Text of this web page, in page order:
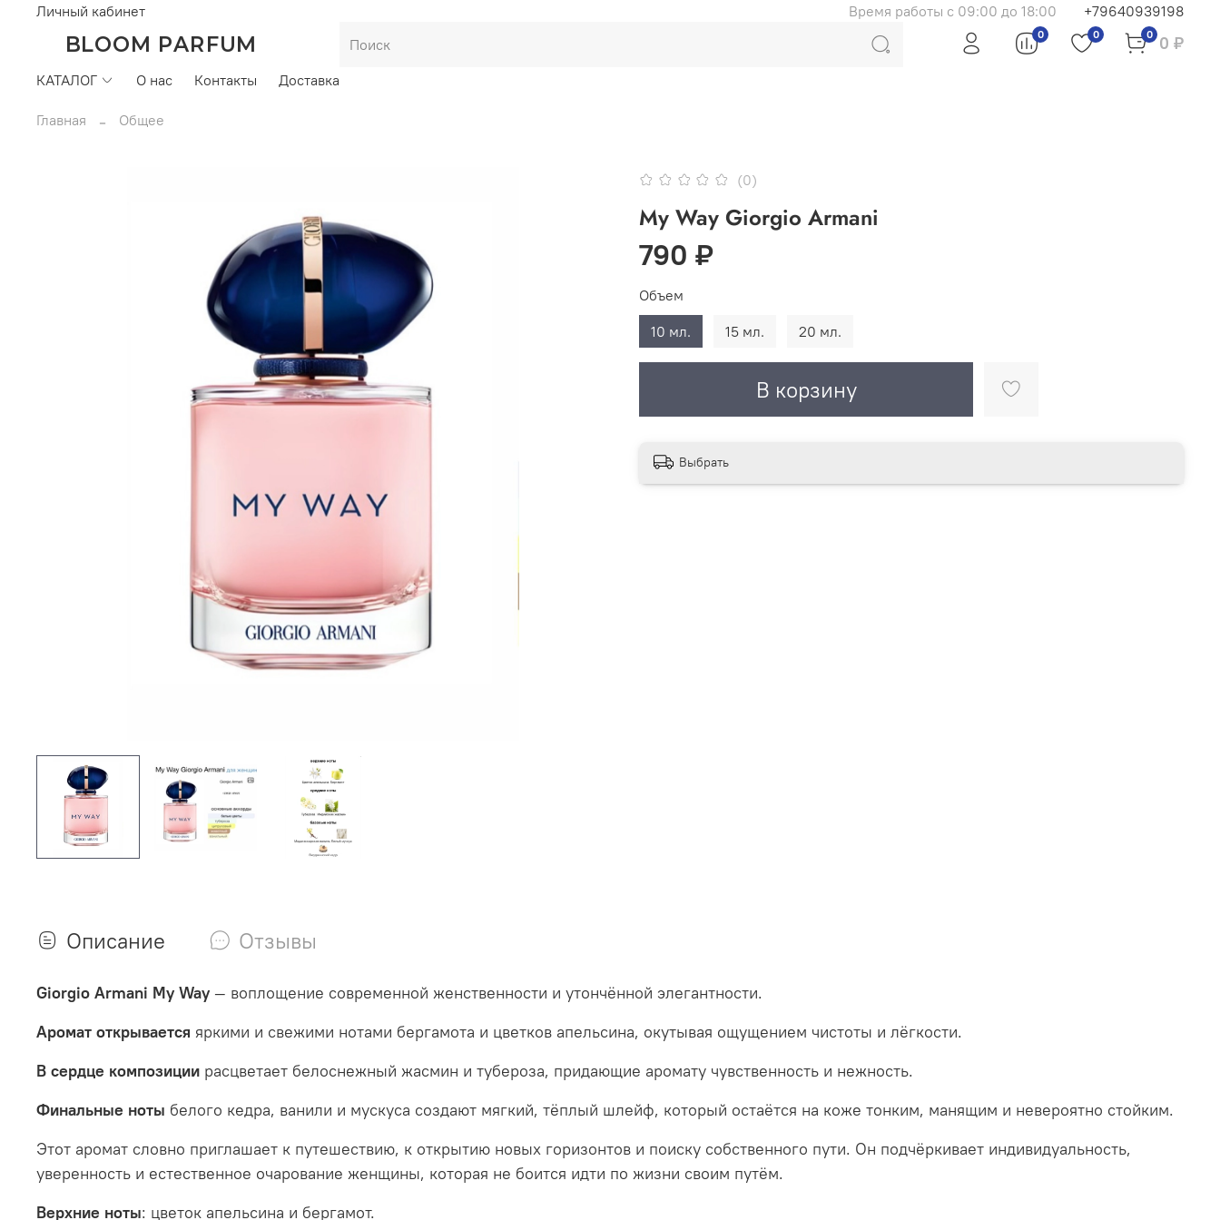
Личный кабинет Время работы с 09:00 до 18:00 +79640939198
BLOOM PARFUM 0 0 0 0 ₽
КАТАЛОГ О нас Контакты Доставка
Главная Общее
(0)
My Way Giorgio Armani
790 ₽
В корзину
Объем
10 мл.
15 мл. 20 мл.
Выбрать
Описание Отзывы
Giorgio Armani My Way — воплощение современной женственности и утончённой элегантности.
Аромат открывается яркими и свежими нотами бергамота и цветков апельсина, окутывая ощущением чистоты и лёгкости.
В сердце композиции расцветает белоснежный жасмин и тубероза, придающие аромату чувственность и нежность.
Финальные ноты белого кедра, ванили и мускуса создают мягкий, тёплый шлейф, который остаётся на коже тонким, манящим и невероятно стойким.
Этот аромат словно приглашает к путешествию, к открытию новых горизонтов и поиску собственного пути. Он подчёркивает индивидуальность,
уверенность и естественное очарование женщины, которая не боится идти по жизни своим путём.
Верхние ноты: цветок апельсина и бергамот.